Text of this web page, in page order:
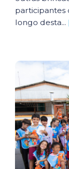
participantes
longo desta...